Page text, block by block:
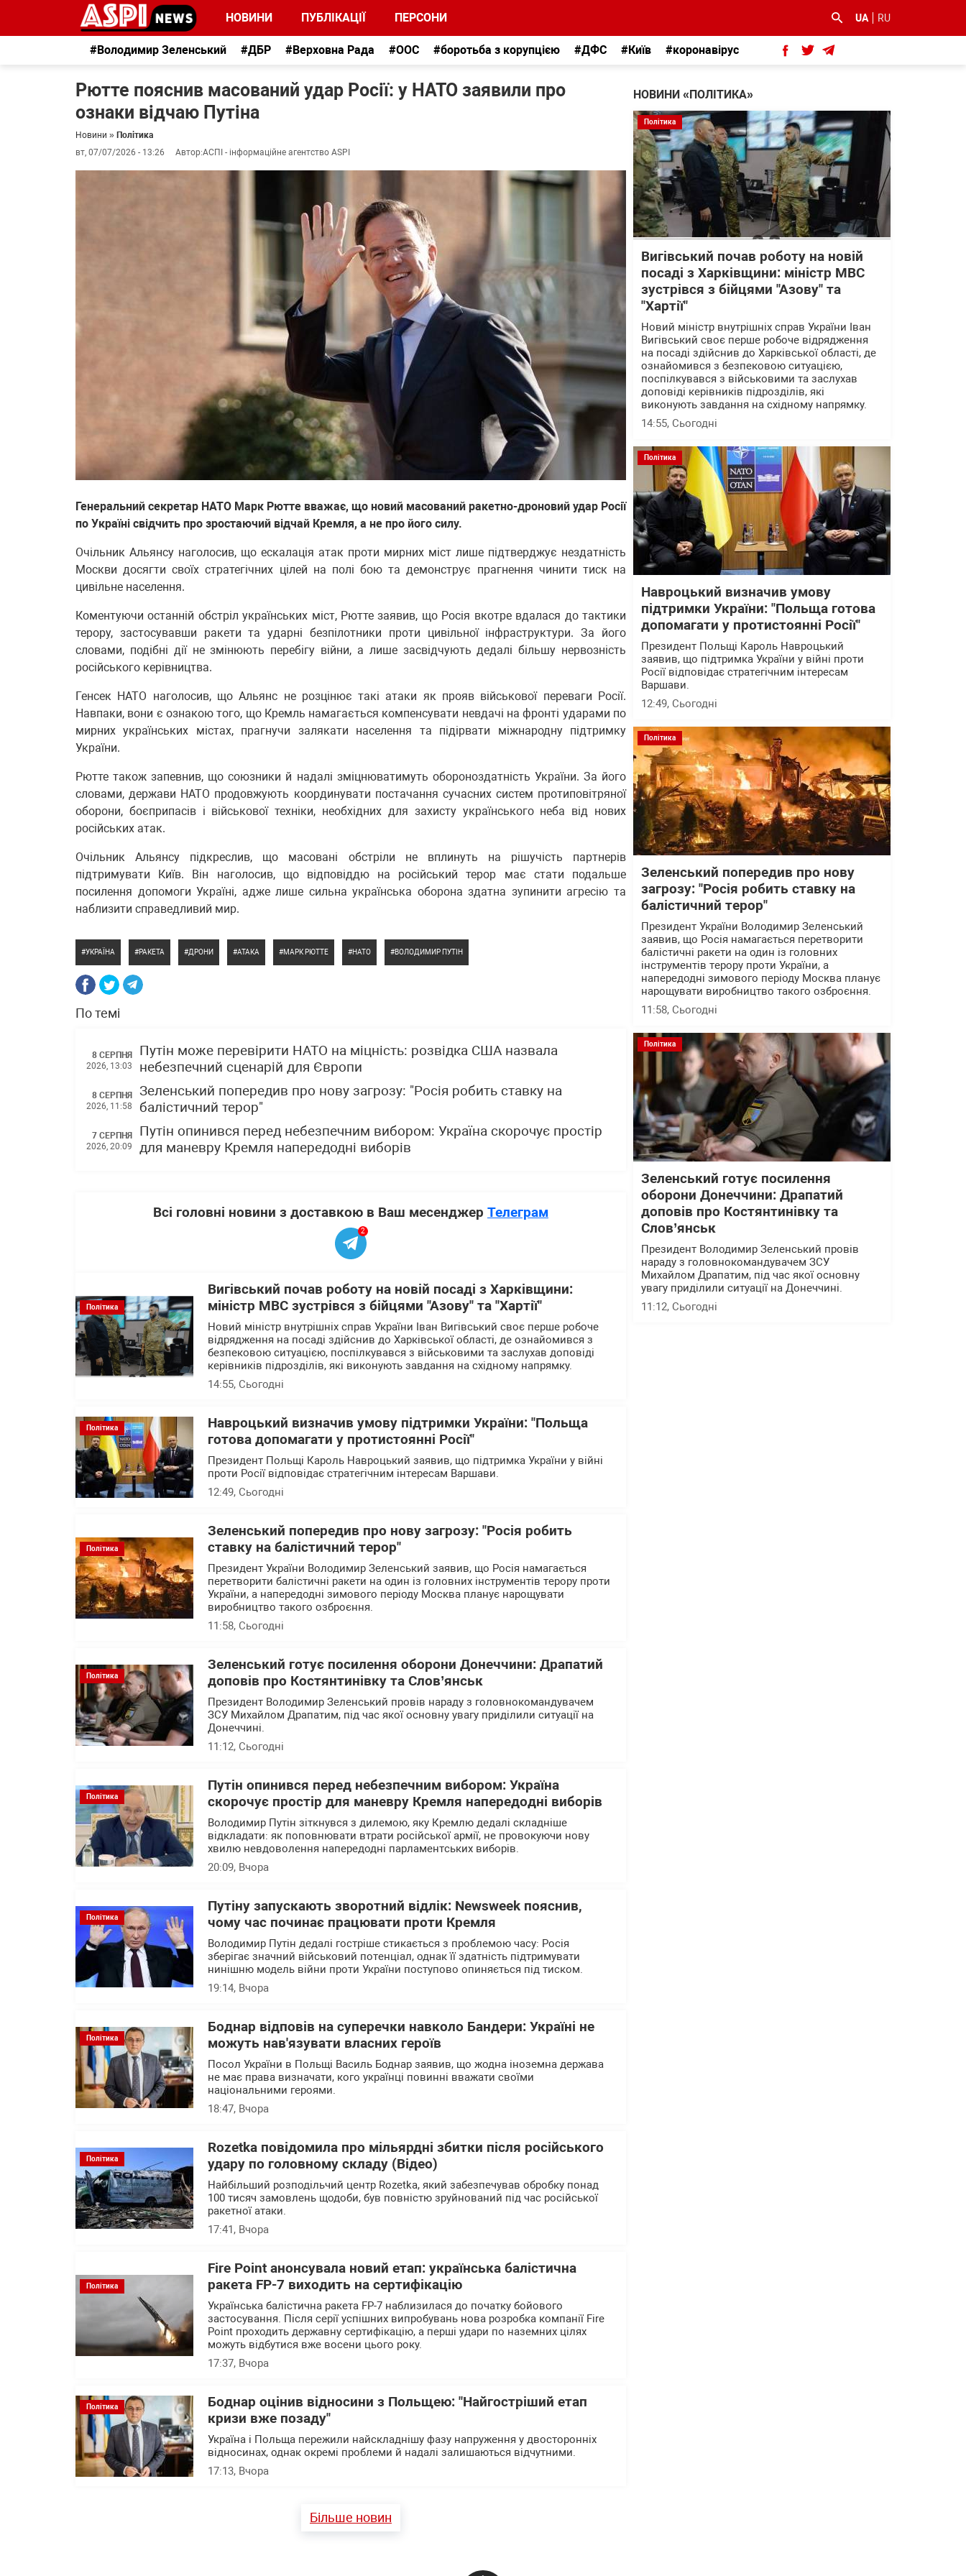
НОВИНИ ПУБЛІКАЦІЇ ПЕРСОНИ UA RU
#Володимир Зеленський #ДБР #Верховна Рада #ООС #боротьба з корупцією #ДФС #Київ #коронавірус
Рютте пояснив масований удар Росії: у НАТО заявили про
ознаки відчаю Путіна
Новини » Політика
вт, 07/07/2026 - 13:26
Автор:АСПІ - інформаційне агентство ASPI
Генеральний секретар НАТО Марк Рютте вважає, що новий масований ракетно-дроновий удар Росії
по Україні свідчить про зростаючий відчай Кремля, а не про його силу.
Очільник Альянсу наголосив, що ескалація атак проти мирних міст лише підтверджує нездатність
Москви досягти своїх стратегічних цілей на полі бою та демонструє прагнення чинити тиск на
цивільне населення.
Коментуючи останній обстріл українських міст, Рютте заявив, що Росія вкотре вдалася до тактики
терору, застосувавши ракети та ударні безпілотники проти цивільної інфраструктури. За його
словами, подібні дії не змінюють перебігу війни, а лише засвідчують дедалі більшу нервозність
російського керівництва.
Генсек НАТО наголосив, що Альянс не розцінює такі атаки як прояв військової переваги Росії.
Навпаки, вони є ознакою того, що Кремль намагається компенсувати невдачі на фронті ударами по
мирних українських містах, прагнучи залякати населення та підірвати міжнародну підтримку
України.
Рютте також запевнив, що союзники й надалі зміцнюватимуть обороноздатність України. За його
словами, держави НАТО продовжують координувати постачання сучасних систем протиповітряної
оборони, боєприпасів і військової техніки, необхідних для захисту українського неба від нових
російських атак.
Очільник Альянсу підкреслив, що масовані обстріли не вплинуть на рішучість партнерів
підтримувати Київ. Він наголосив, що відповіддю на російський терор має стати подальше
посилення допомоги Україні, адже лише сильна українська оборона здатна зупинити агресію та
наблизити справедливий мир.
УКРАЇНА РАКЕТА ДРОНИ АТАКА МАРК РЮТТЕ НАТО ВОЛОДИМИР ПУТІН
По темі
8 СЕРПНЯ
2026, 13:03
Путін може перевірити НАТО на міцність: розвідка США назвала
небезпечний сценарій для Європи
8 СЕРПНЯ
2026, 11:58
Зеленський попередив про нову загрозу: "Росія робить ставку на
балістичний терор"
7 СЕРПНЯ
2026, 20:09
Путін опинився перед небезпечним вибором: Україна скорочує простір
для маневру Кремля напередодні виборів
Всі головні новини з доставкою в Ваш месенджер Телеграм
2
Політика
Вигівський почав роботу на новій посаді з Харківщини:
міністр МВС зустрівся з бійцями "Азову" та "Хартії"
Новий міністр внутрішніх справ України Іван Вигівський своє перше робоче
відрядження на посаді здійснив до Харківської області, де ознайомився з
безпековою ситуацією, поспілкувався з військовими та заслухав доповіді
керівників підрозділів, які виконують завдання на східному напрямку.
14:55, Сьогодні
Політика
Навроцький визначив умову підтримки України: "Польща
готова допомагати у протистоянні Росії"
Президент Польщі Кароль Навроцький заявив, що підтримка України у війні
проти Росії відповідає стратегічним інтересам Варшави.
12:49, Сьогодні
Політика
Зеленський попередив про нову загрозу: "Росія робить
ставку на балістичний терор"
Президент України Володимир Зеленський заявив, що Росія намагається
перетворити балістичні ракети на один із головних інструментів терору проти
України, а напередодні зимового періоду Москва планує нарощувати
виробництво такого озброєння.
11:58, Сьогодні
Політика
Зеленський готує посилення оборони Донеччини: Драпатий
доповів про Костянтинівку та Слов’янськ
Президент Володимир Зеленський провів нараду з головнокомандувачем
ЗСУ Михайлом Драпатим, під час якої основну увагу приділили ситуації на
Донеччині.
11:12, Сьогодні
Політика
Путін опинився перед небезпечним вибором: Україна
скорочує простір для маневру Кремля напередодні виборів
Володимир Путін зіткнувся з дилемою, яку Кремлю дедалі складніше
відкладати: як поповнювати втрати російської армії, не провокуючи нову
хвилю невдоволення напередодні парламентських виборів.
20:09, Вчора
Політика
Путіну запускають зворотний відлік: Newsweek пояснив,
чому час починає працювати проти Кремля
Володимир Путін дедалі гостріше стикається з проблемою часу: Росія
зберігає значний військовий потенціал, однак її здатність підтримувати
нинішню модель війни проти України поступово опиняється під тиском.
19:14, Вчора
Політика
Боднар відповів на суперечки навколо Бандери: Україні не
можуть нав'язувати власних героїв
Посол України в Польщі Василь Боднар заявив, що жодна іноземна держава
не має права визначати, кого українці повинні вважати своїми
національними героями.
18:47, Вчора
Політика
Rozetka повідомила про мільярдні збитки після російського
удару по головному складу (Відео)
Найбільший розподільчий центр Rozetka, який забезпечував обробку понад
100 тисяч замовлень щодоби, був повністю зруйнований під час російської
ракетної атаки.
17:41, Вчора
Політика
Fire Point анонсувала новий етап: українська балістична
ракета FP-7 виходить на сертифікацію
Українська балістична ракета FP-7 наблизилася до початку бойового
застосування. Після серії успішних випробувань нова розробка компанії Fire
Point проходить державну сертифікацію, а перші удари по наземних цілях
можуть відбутися вже восени цього року.
17:37, Вчора
Політика
Боднар оцінив відносини з Польщею: "Найгостріший етап
кризи вже позаду"
Україна і Польща пережили найскладнішу фазу напруження у двосторонніх
відносинах, однак окремі проблеми й надалі залишаються відчутними.
17:13, Вчора
Більше новин
НОВИНИ «ПОЛІТИКА»
Політика
Вигівський почав роботу на новій
посаді з Харківщини: міністр МВС
зустрівся з бійцями "Азову" та
"Хартії"
Новий міністр внутрішніх справ України Іван
Вигівський своє перше робоче відрядження
на посаді здійснив до Харківської області, де
ознайомився з безпековою ситуацією,
поспілкувався з військовими та заслухав
доповіді керівників підрозділів, які
виконують завдання на східному напрямку.
14:55, Сьогодні
Політика
Навроцький визначив умову
підтримки України: "Польща готова
допомагати у протистоянні Росії"
Президент Польщі Кароль Навроцький
заявив, що підтримка України у війні проти
Росії відповідає стратегічним інтересам
Варшави.
12:49, Сьогодні
Політика
Зеленський попередив про нову
загрозу: "Росія робить ставку на
балістичний терор"
Президент України Володимир Зеленський
заявив, що Росія намагається перетворити
балістичні ракети на один із головних
інструментів терору проти України, а
напередодні зимового періоду Москва планує
нарощувати виробництво такого озброєння.
11:58, Сьогодні
Політика
Зеленський готує посилення
оборони Донеччини: Драпатий
доповів про Костянтинівку та
Слов’янськ
Президент Володимир Зеленський провів
нараду з головнокомандувачем ЗСУ
Михайлом Драпатим, під час якої основну
увагу приділили ситуації на Донеччині.
11:12, Сьогодні